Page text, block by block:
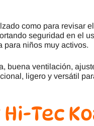
como para revisar
seguridad en el
para niños muy activos.
buena ventilación,
ligero y versátil
Tec